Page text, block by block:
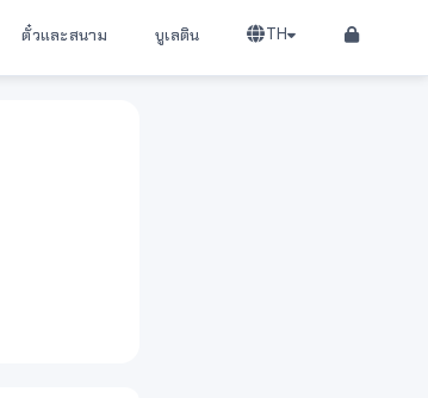
ตั๋วและสนาม บูเลติน TH